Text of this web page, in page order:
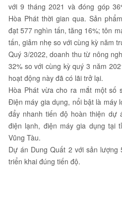
với 9 tháng 2021 và đóng góp
Hòa Phát thời gian qua. Sản
đạt 577 nghìn tấn, tăng 16%; tôn
tấn, giảm nhẹ so với cùng kỳ năm
Quý 3/2022, doanh thu từ nông
32% so với cùng kỳ quý 3 năm
hoạt động này đã có lãi trở lại.
Hòa Phát vừa cho ra mắt một số
Điện máy gia dụng, nổi bật là máy
đẩy nhanh tiến độ hoàn thiện dự
điện lạnh, điện máy gia dụng tại
Vũng Tàu.
Dự án Dung Quất 2 với sản lượng
triển khai đúng tiến độ.